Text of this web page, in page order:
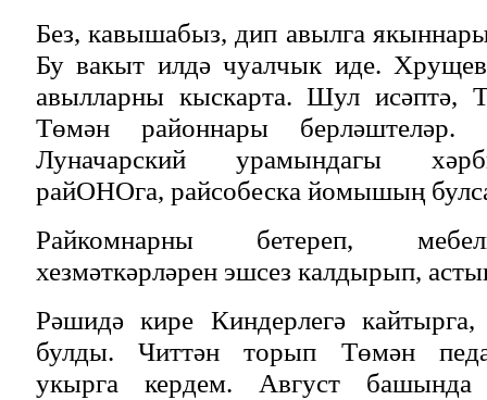
Без, кавышабыз, дип авылга
Бу вакыт илдә чуалчык иде.
авылларны кыскарта. Шул исәптә,
Төмән районнары
Луначарский урамындагы
райОНОга, райсобеска йомышың
Райкомнарны бетереп,
хезмәткәрләрен эшсез калдырып,
Рәшидә кире Киндерлегә
булды. Читтән торып Төмән
укырга кердем. Август башында